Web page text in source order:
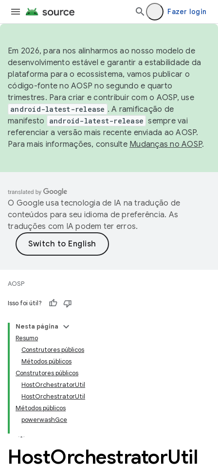
Fazer login
Em 2026, para nos alinharmos ao nosso modelo de
desenvolvimento estável e garantir a estabilidade da
plataforma para o ecossistema, vamos publicar o
código-fonte no AOSP no segundo e quarto
trimestres. Para criar e contribuir com o AOSP, use
android-latest-release . A ramificação de
manifesto
android-latest-release sempre vai
referenciar a versão mais recente enviada ao AOSP.
Para mais informações, consulte Mudanças no AOSP.
O Google usa tecnologia de IA na tradução de
conteúdos para seu idioma de preferência. As
traduções com IA podem ter erros.
AOSP
Isso foi útil?
Nesta página
Resumo
Construtores públicos
Métodos públicos
Construtores públicos
HostOrchestratorUtil
HostOrchestratorUtil
Métodos públicos
powerwashGce
HostOrchestratorUtil